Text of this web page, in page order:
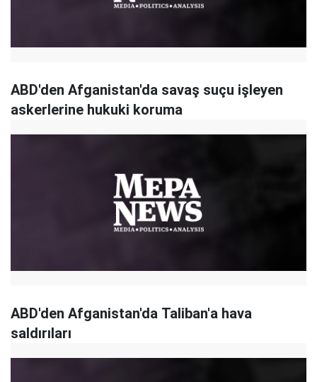
ABD'den Afganistan'da savaş suçu işleyen
askerlerine hukuki koruma
ABD'den Afganistan'da Taliban'a hava
saldırıları